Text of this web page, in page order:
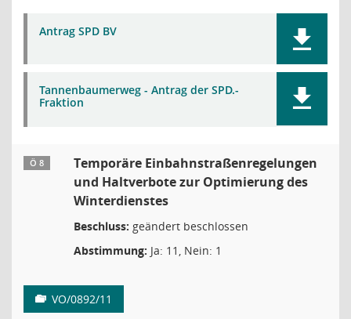
Antrag SPD BV
Tannenbaumerweg - Antrag der SPD.-
Fraktion
Ö 8
Temporäre Einbahnstraßenregelungen
und Haltverbote zur Optimierung des
Winterdienstes
Beschluss: geändert beschlossen
Abstimmung: Ja: 11, Nein: 1
VO/0892/11